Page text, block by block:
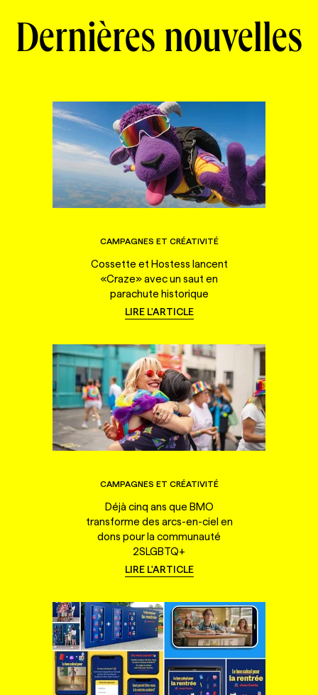
Dernières nouvelles
CAMPAGNES ET CRÉATIVITÉ
Cossette et Hostess lancent
«Craze» avec un saut en
parachute historique
LIRE L'ARTICLE
CAMPAGNES ET CRÉATIVITÉ
Déjà cinq ans que BMO
transforme des arcs-en-ciel en
dons pour la communauté
2SLGBTQ+
LIRE L'ARTICLE